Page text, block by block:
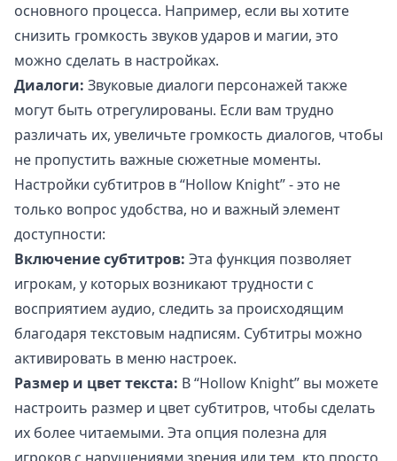
основного процесса. Например, если вы хотите
снизить громкость звуков ударов и магии, это
можно сделать в настройках.
Диалоги: Звуковые диалоги персонажей также
могут быть отрегулированы. Если вам трудно
различать их, увеличьте громкость диалогов, чтобы
не пропустить важные сюжетные моменты.
Настройки субтитров в “Hollow Knight” - это не
только вопрос удобства, но и важный элемент
доступности:
Включение субтитров: Эта функция позволяет
игрокам, у которых возникают трудности с
восприятием аудио, следить за происходящим
благодаря текстовым надписям. Субтитры можно
активировать в меню настроек.
Размер и цвет текста: В “Hollow Knight” вы можете
настроить размер и цвет субтитров, чтобы сделать
их более читаемыми. Эта опция полезна для